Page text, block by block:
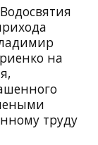
на
труду